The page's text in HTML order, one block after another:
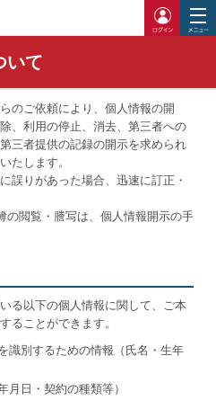
ログイ
いて
のご依頼により、個人情報の開
、利用の停止、消去、第三者への
三者提供の記録の開示を求められ
たします。
誤りがあった場合、迅速に訂正・
の閲覧・謄写は、個人情報開示の手
る以下の個人情報に関して、ご本
ることができます。
識別するための情報（氏名・生年
月日・契約の種類等）